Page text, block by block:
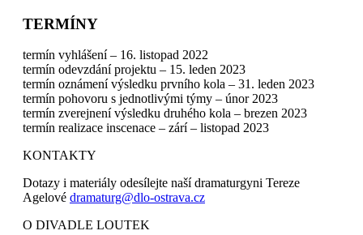
TERMÍNY
termín vyhlášení – 16. listopad 2022
termín odevzdání projektu – 15. leden 2023
termín oznámení výsledku prvního kola – 31. leden 2023
termín pohovoru s jednotlivými týmy – únor 2023
termín zverejnení výsledku druhého kola – brezen 2023
termín realizace inscenace – zárí – listopad 2023
KONTAKTY
Dotazy i materiály odesílejte naší dramaturgyni Tereze
Agelové dramaturg@dlo-ostrava.cz
O DIVADLE LOUTEK